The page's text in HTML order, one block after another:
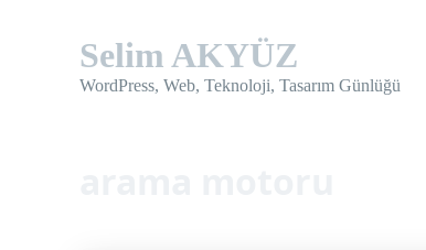
Selim AKYÜZ
WordPress, Web, Teknoloji, Tasarım Günlüğü